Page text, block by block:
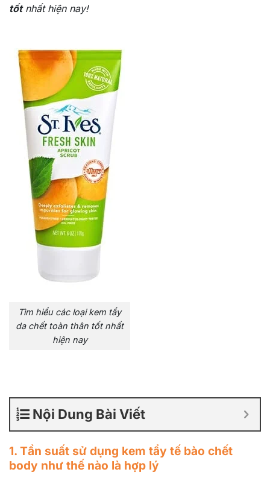
tốtnhất hiện nay!
Tìm hiểu các loại kem tẩy
da chết toàn thân tốt nhất
hiện nay
Nội Dung Bài Viết
1. Tần suất sử dụng kem tẩy tế bào chết
body như thế nào là hợp lý